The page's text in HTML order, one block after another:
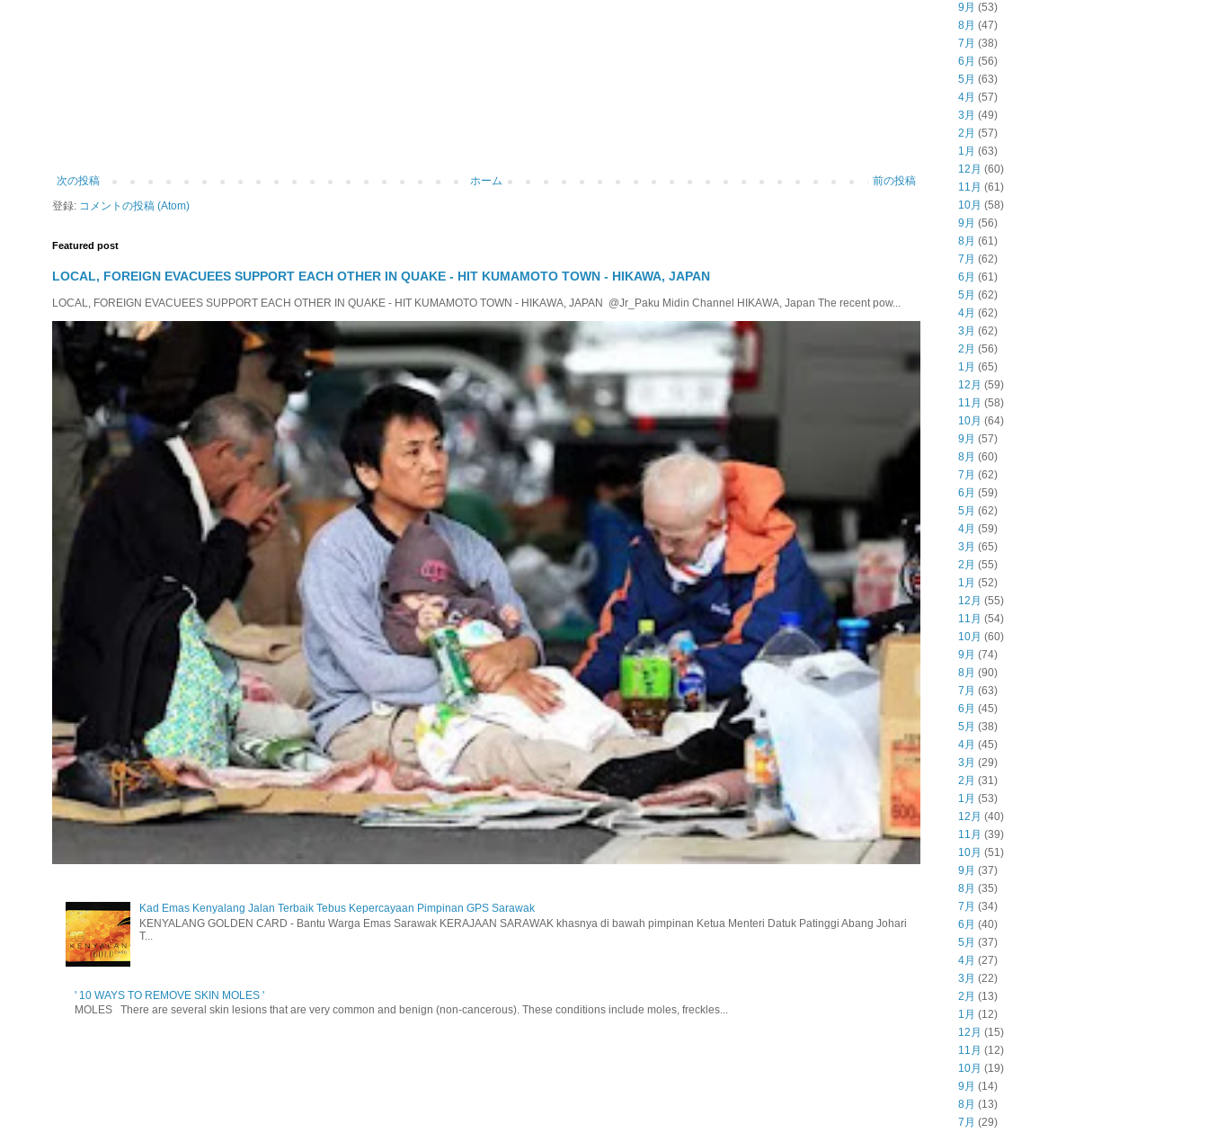
次の投稿 前の投稿
ホーム
登録: コメントの投稿 (Atom)
Featured post
LOCAL, FOREIGN EVACUEES SUPPORT EACH OTHER IN QUAKE - HIT KUMAMOTO TOWN - HIKAWA, JAPAN
LOCAL, FOREIGN EVACUEES SUPPORT EACH OTHER IN QUAKE - HIT KUMAMOTO TOWN - HIKAWA, JAPAN @Jr_Paku Midin Channel HIKAWA, Japan The recent pow...
Kad Emas Kenyalang Jalan Terbaik Tebus Kepercayaan Pimpinan GPS Sarawak
KENYALANG GOLDEN CARD - Bantu Warga Emas Sarawak KERAJAAN SARAWAK khasnya di bawah pimpinan Ketua Menteri Datuk Patinggi Abang Johari
T...
' 10 WAYS TO REMOVE SKIN MOLES '
MOLES There are several skin lesions that are very common and benign (non-cancerous). These conditions include moles, freckles...
9月 (53)
8月 (47)
7月 (38)
6月 (56)
5月 (63)
4月 (57)
3月 (49)
2月 (57)
1月 (63)
12月 (60)
11月 (61)
10月 (58)
9月 (56)
8月 (61)
7月 (62)
6月 (61)
5月 (62)
4月 (62)
3月 (62)
2月 (56)
1月 (65)
12月 (59)
11月 (58)
10月 (64)
9月 (57)
8月 (60)
7月 (62)
6月 (59)
5月 (62)
4月 (59)
3月 (65)
2月 (55)
1月 (52)
12月 (55)
11月 (54)
10月 (60)
9月 (74)
8月 (90)
7月 (63)
6月 (45)
5月 (38)
4月 (45)
3月 (29)
2月 (31)
1月 (53)
12月 (40)
11月 (39)
10月 (51)
9月 (37)
8月 (35)
7月 (34)
6月 (40)
5月 (37)
4月 (27)
3月 (22)
2月 (13)
1月 (12)
12月 (15)
11月 (12)
10月 (19)
9月 (14)
8月 (13)
7月 (29)